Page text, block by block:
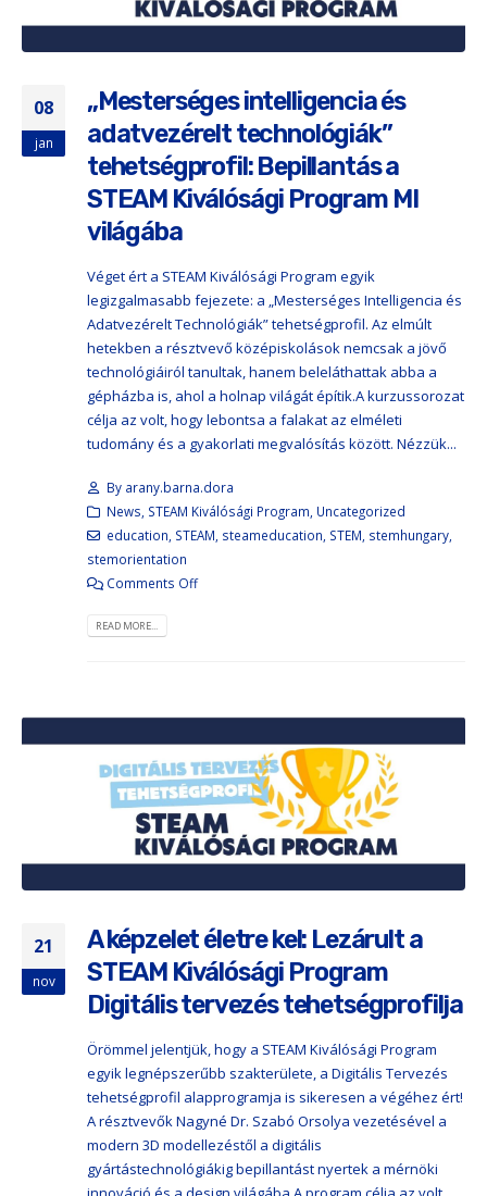
08
jan
„Mesterséges intelligencia és
adatvezérelt technológiák”
tehetségprofil: Bepillantás a
STEAM Kiválósági Program MI
világába
Véget ért a STEAM Kiválósági Program egyik
legizgalmasabb fejezete: a „Mesterséges Intelligencia és
Adatvezérelt Technológiák” tehetségprofil. Az elmúlt
hetekben a résztvevő középiskolások nemcsak a jövő
technológiáiról tanultak, hanem beleláthattak abba a
gépházba is, ahol a holnap világát építik.A kurzussorozat
célja az volt, hogy lebontsa a falakat az elméleti
tudomány és a gyakorlati megvalósítás között. Nézzük...
By arany.barna.dora
News, STEAM Kiválósági Program, Uncategorized
education, STEAM, steameducation, STEM, stemhungary,
stemorientation
Comments Off
READ MORE...
21
nov
A képzelet életre kel: Lezárult a
STEAM Kiválósági Program
Digitális tervezés tehetségprofilja
Örömmel jelentjük, hogy a STEAM Kiválósági Program
egyik legnépszerűbb szakterülete, a Digitális Tervezés
tehetségprofil alapprogramja is sikeresen a végéhez ért!
A résztvevők Nagyné Dr. Szabó Orsolya vezetésével a
modern 3D modellezéstől a digitális
gyártástechnológiákig bepillantást nyertek a mérnöki